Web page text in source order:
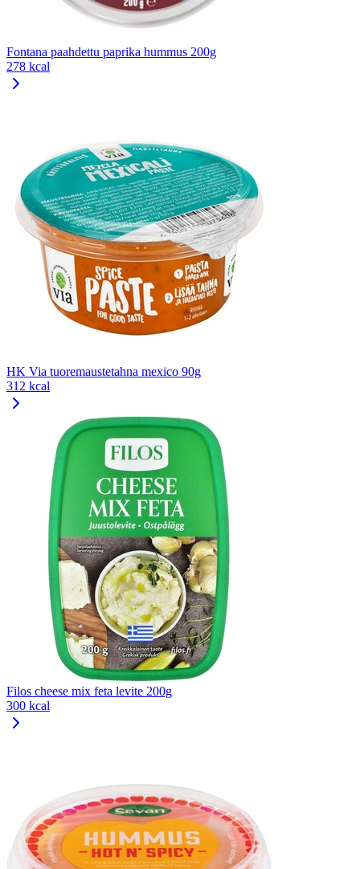
Fontana paahdettu paprika hummus 200g
278 kcal
HK Via tuoremaustetahna mexico 90g
312 kcal
Filos cheese mix feta levite 200g
300 kcal